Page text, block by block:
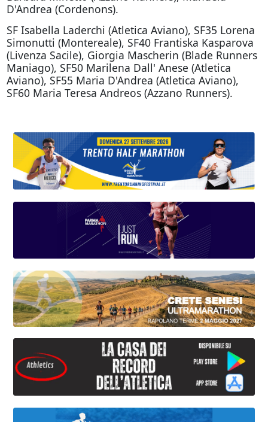
D'Andrea (Cordenons).
SF Isabella Laderchi (Atletica Aviano), SF35 Lorena
Simonutti (Montereale), SF40 Frantiska Kasparova
(Livenza Sacile), Giorgia Mascherin (Blade Runners
Maniago), SF50 Marilena Dall' Anese (Atletica
Aviano), SF55 Maria D'Andrea (Atletica Aviano),
SF60 Maria Teresa Andreos (Azzano Runners).